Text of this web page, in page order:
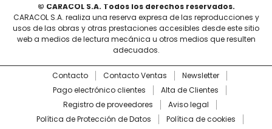
© CARACOL S.A. Todos los derechos reservados.
CARACOL S.A. realiza una reserva expresa de las reproducciones y
usos de las obras y otras prestaciones accesibles desde este sitio
web a medios de lectura mecánica u otros medios que resulten
adecuados.
Contacto Contacto Ventas
Newsletter
Pago electrónico clientes
Alta de Clientes
Registro de proveedores
Aviso legal
Política de Protección de Datos
Política de cookies